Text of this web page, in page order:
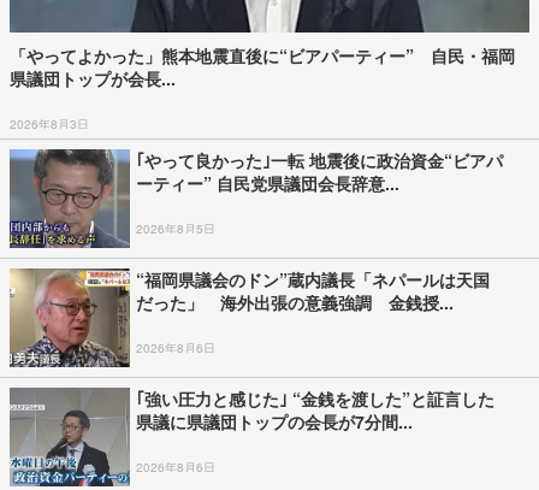
「やってよかった」熊本地震直後に“ビアパーティー” 自民・福岡
県議団トップが会長...
2026年8月3日
｢やって良かった｣一転 地震後に政治資金“ビアパ
ーティー” 自民党県議団会長辞意...
2026年8月5日
“福岡県議会のドン”蔵内議長「ネパールは天国
だった」 海外出張の意義強調 金銭授...
2026年8月6日
｢強い圧力と感じた｣ “金銭を渡した”と証言した
県議に県議団トップの会長が7分間...
2026年8月6日